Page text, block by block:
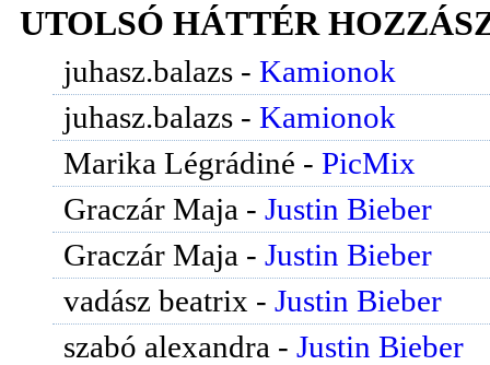
UTOLSÓ HÁTTÉR
juhasz.balazs - Kamionok
juhasz.balazs - Kamionok
Marika Légrádiné - PicMix
Graczár Maja - Justin Bieber
Graczár Maja - Justin Bieber
vadász beatrix - Justin Bieber
szabó alexandra - Justin Bieber